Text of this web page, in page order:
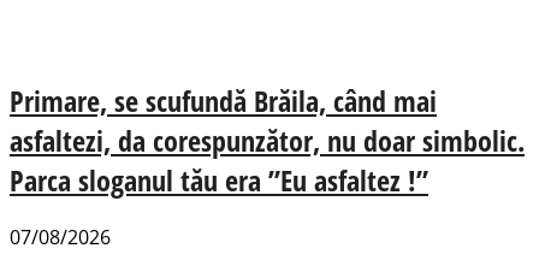
Primare, se scufundă Brăila, când mai
asfaltezi, da corespunzător, nu doar simbolic.
Parca sloganul tău era ”Eu asfaltez !”
07/08/2026